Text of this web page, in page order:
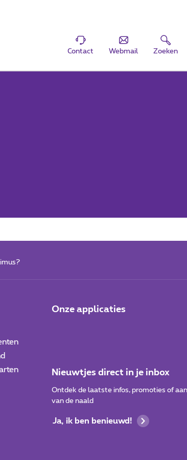
Contact Webmail Zoeken
Onze applicaties
Nieuwtjes direct in je inbox
Ontdek de laatste infos, promoties of
van de naald
Ja, ik ben benieuwd!